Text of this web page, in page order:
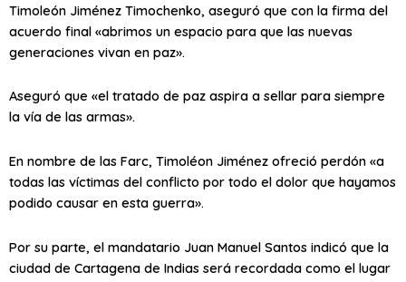
Timoleón Jiménez Timochenko, aseguró que con la firma del
acuerdo final «abrimos un espacio para que las nuevas
generaciones vivan en paz».
Aseguró que «el tratado de paz aspira a sellar para siempre
la vía de las armas».
En nombre de las Farc, Timoléon Jiménez ofreció perdón «a
todas las víctimas del conflicto por todo el dolor que hayamos
podido causar en esta guerra».
Por su parte, el mandatario Juan Manuel Santos indicó que la
ciudad de Cartagena de Indias será recordada como el lugar